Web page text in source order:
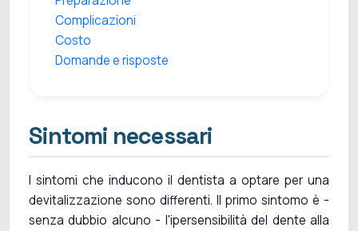
Complicazioni
Costo
Domande e risposte
Sintomi necessari
I sintomi che inducono il dentista a optare per una
devitalizzazione sono differenti. Il primo sintomo è -
senza dubbio alcuno - l'ipersensibilità del dente alla